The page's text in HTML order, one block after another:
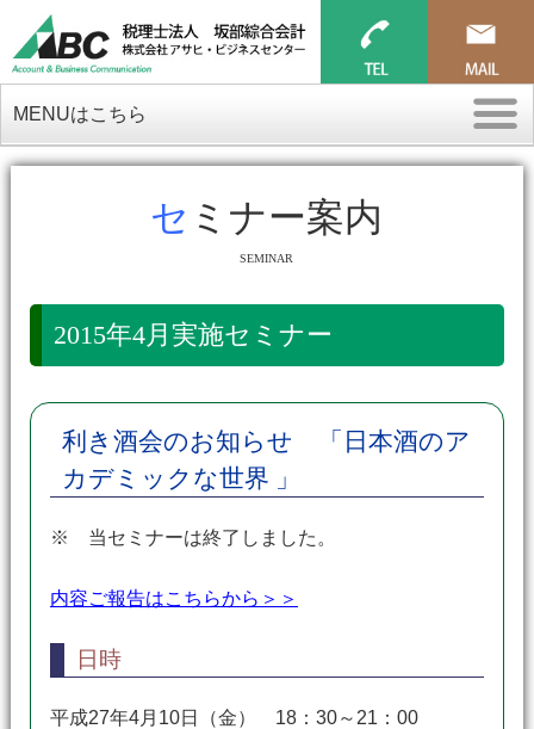
MENUはこちら
セミナー案内
SEMINAR
2015年4月実施セミナー
利き酒会のお知らせ 「日本酒のア
カデミックな世界 」
※ 当セミナーは終了しました。
内容ご報告はこちらから＞＞
日時
平成27年4月10日（金） 18：30～21：00